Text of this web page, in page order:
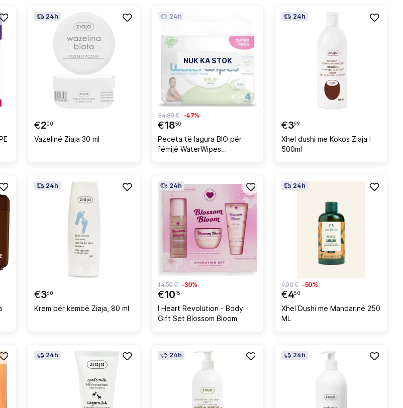
24h
€200
Vazelinë Ziaja 30 ml
24h
NUK KA STOK
€1850
34,80 € -47%
Peceta të lagura BIO për
fëmijë WaterWipes
24h
€399
Xhel dushi me Kokos Ziaja l
500ml
24h
€360
Krem për këmbë Ziaja, 80 ml
24h
€1015
14,50 € -30%
I Heart Revolution - Body
Gift Set Blossom Bloom
24h
€450
9,00 € -50%
Xhel Dushi me Mandarinë 250
ML
24h 24h 24h